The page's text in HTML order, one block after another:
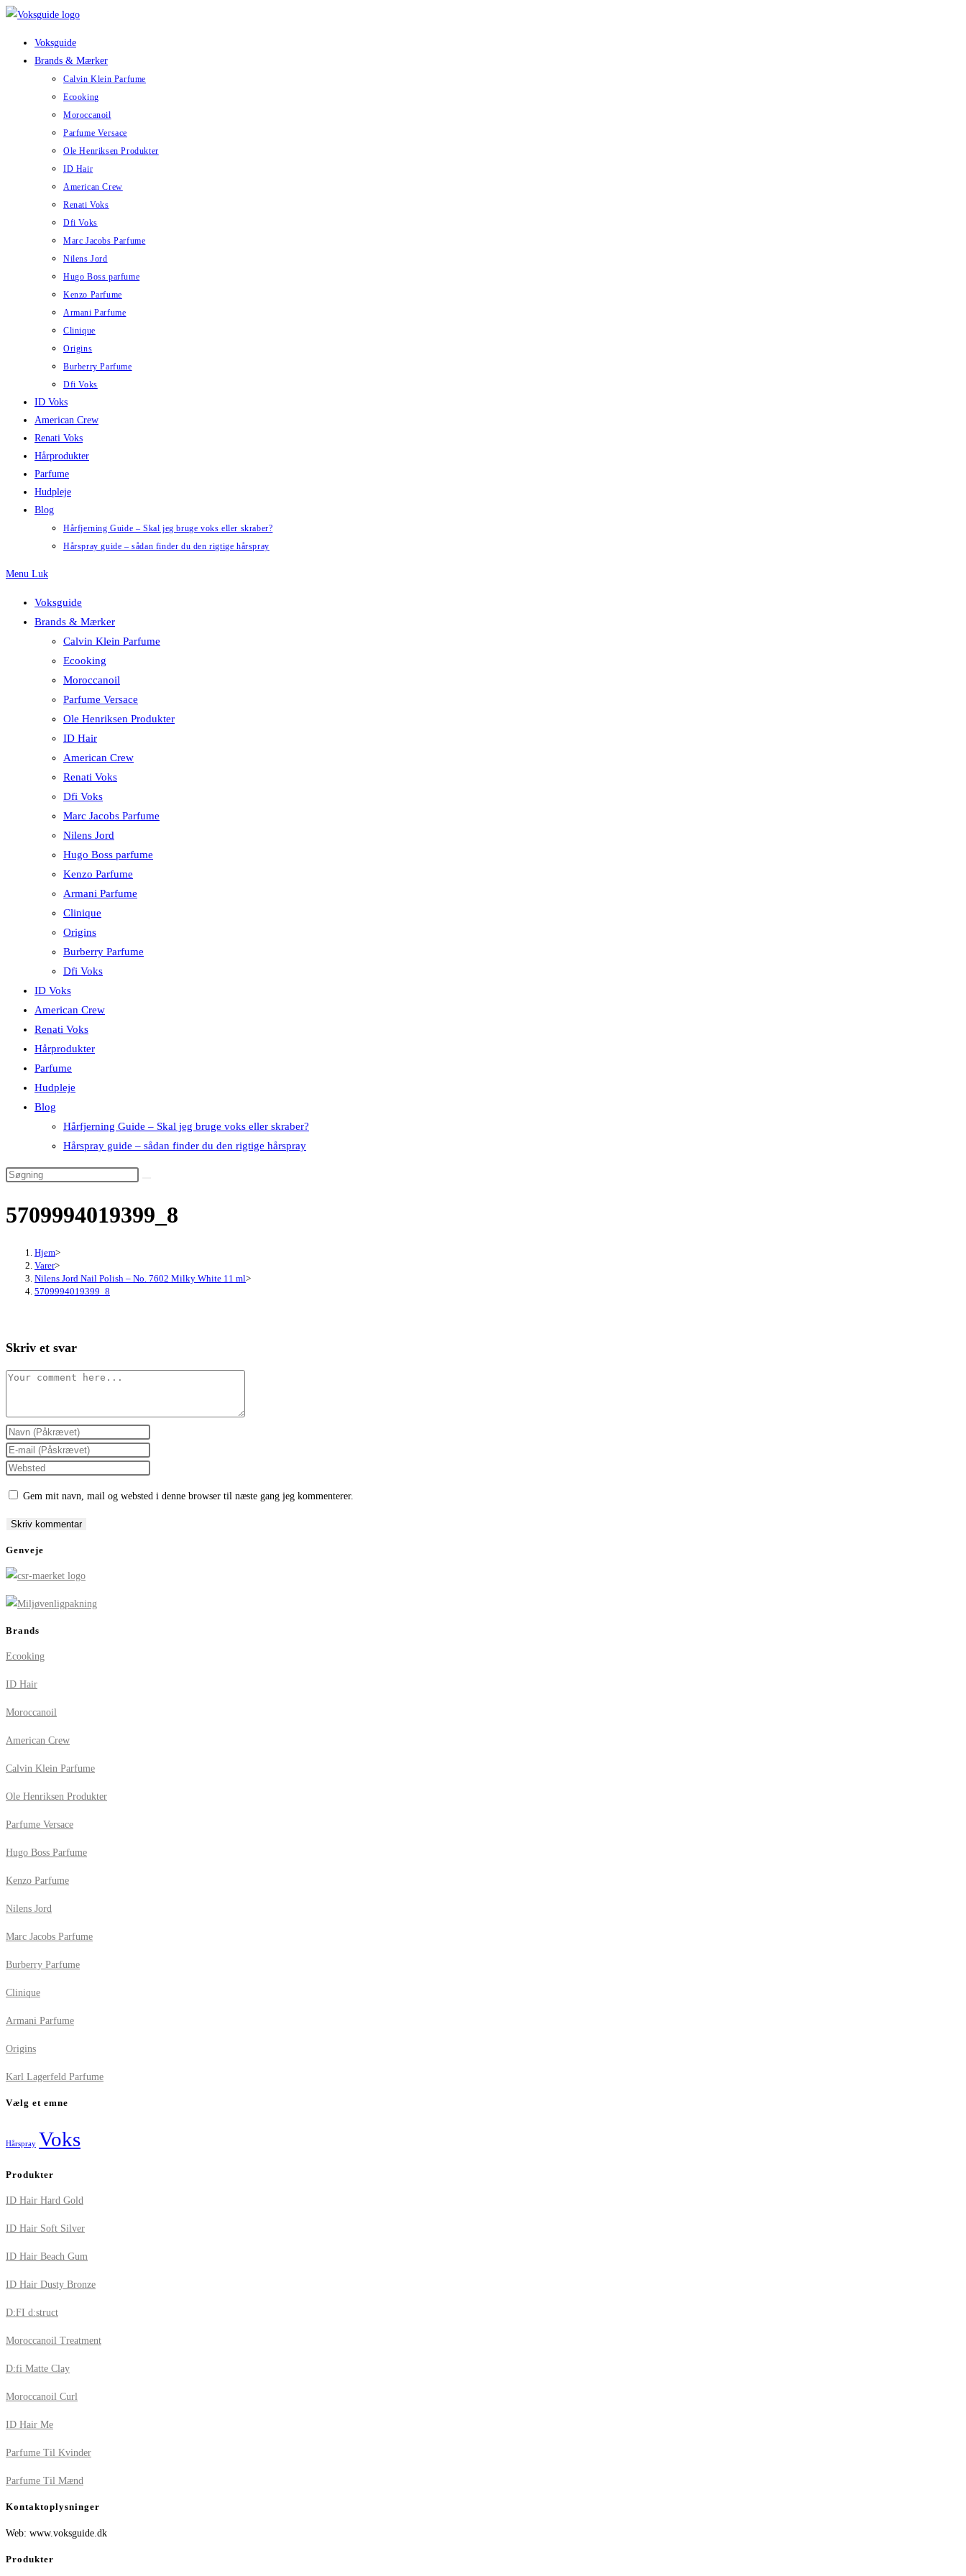
Skip
Voksguide
Brands & Mærker
Calvin Klein Parfume
Ecooking
Moroccanoil
Parfume Versace
Ole Henriksen Produkter
ID Hair
American Crew
Renati Voks
Dfi Voks
Marc Jacobs Parfume
Nilens Jord
Hugo Boss parfume
Kenzo Parfume
Armani Parfume
Clinique
Origins
Burberry Parfume
Dfi Voks
ID Voks
American Crew
Renati Voks
Hårprodukter
Parfume
Hudpleje
Blog
Hårfjerning Guide – Skal jeg bruge voks eller skraber?
Hårspray guide – sådan finder du den rigtige hårspray
Menu Luk
Voksguide
Brands & Mærker
Calvin Klein Parfume
Ecooking
Moroccanoil
Parfume Versace
Ole Henriksen Produkter
ID Hair
American Crew
Renati Voks
Dfi Voks
Marc Jacobs Parfume
Nilens Jord
Hugo Boss parfume
Kenzo Parfume
Armani Parfume
Clinique
Origins
Burberry Parfume
Dfi Voks
ID Voks
American Crew
Renati Voks
Hårprodukter
Parfume
Hudpleje
Blog
Hårfjerning Guide – Skal jeg bruge voks eller skraber?
Hårspray guide – sådan finder du den rigtige hårspray
5709994019399_8
Hjem>
Varer>
Nilens Jord Nail Polish – No. 7602 Milky White 11 ml>
5709994019399_8
Skriv et svar
Comment
Enter
your
name
to
Enter
your
to
Enter
URL
Gem mit navn, mail og websted i denne browser til næste gang jeg kommenterer.
Genveje
Brands
Ecooking
ID Hair
Moroccanoil
American Crew
Calvin Klein Parfume
Ole Henriksen Produkter
Parfume Versace
Hugo Boss Parfume
Kenzo Parfume
Nilens Jord
Marc Jacobs Parfume
Burberry Parfume
Clinique
Armani Parfume
Origins
Karl Lagerfeld Parfume
Vælg et emne
Hårspray Voks
Produkter
ID Hair Hard Gold
ID Hair Soft Silver
ID Hair Beach Gum
ID Hair Dusty Bronze
D:FI d:struct
Moroccanoil Treatment
D:fi Matte Clay
Moroccanoil Curl
ID Hair Me
Parfume Til Kvinder
Parfume Til Mænd
Kontaktoplysninger
Web: www.voksguide.dk
Produkter